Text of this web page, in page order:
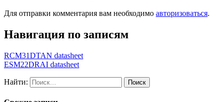
Для отправки комментария вам необходимо авторизоваться.
Навигация по записям
RCM31DTAN datasheet
ESM22DRAI datasheet
Найти: